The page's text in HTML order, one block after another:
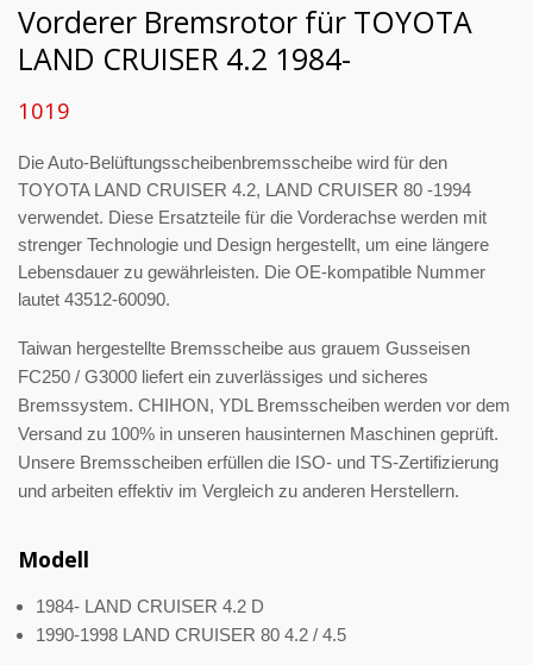
Vorderer Bremsrotor für TOYOTA
LAND CRUISER 4.2 1984-
1019
Die Auto-Belüftungsscheibenbremsscheibe wird für den
TOYOTA LAND CRUISER 4.2, LAND CRUISER 80 -1994
verwendet. Diese Ersatzteile für die Vorderachse werden mit
strenger Technologie und Design hergestellt, um eine längere
Lebensdauer zu gewährleisten. Die OE-kompatible Nummer
lautet 43512-60090.
Taiwan hergestellte Bremsscheibe aus grauem Gusseisen
FC250 / G3000 liefert ein zuverlässiges und sicheres
Bremssystem. CHIHON, YDL Bremsscheiben werden vor dem
Versand zu 100% in unseren hausinternen Maschinen geprüft.
Unsere Bremsscheiben erfüllen die ISO- und TS-Zertifizierung
und arbeiten effektiv im Vergleich zu anderen Herstellern.
Modell
1984- LAND CRUISER 4.2 D
1990-1998 LAND CRUISER 80 4.2 / 4.5